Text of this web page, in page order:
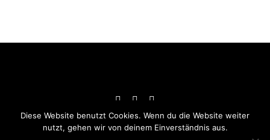
Impressum
Diese Website benutzt Cookies. Wenn du die Website weiter
nutzt, gehen wir von deinem Einverständnis aus.